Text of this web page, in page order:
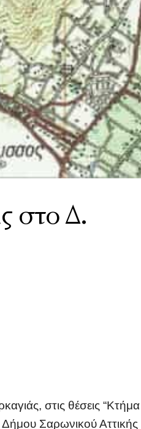
στο Δ.
στις θέσεις “Κτήμα
Σαρωνικού Αττικής